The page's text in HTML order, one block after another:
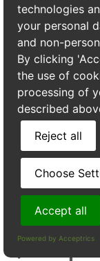
Quels
technologies
your personal
and non-
By clicking
the use of
processing of
described
Reject all
Choose
Accept all
Powered by Acceptrics